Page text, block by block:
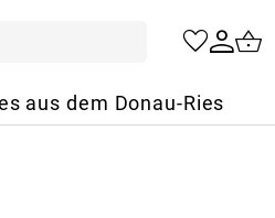
aus dem Donau-Ries